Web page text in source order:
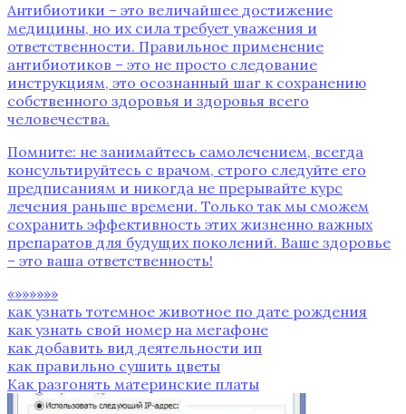
Антибиотики – это величайшее достижение
медицины‚ но их сила требует уважения и
ответственности. Правильное применение
антибиотиков – это не просто следование
инструкциям‚ это осознанный шаг к сохранению
собственного здоровья и здоровья всего
человечества.
Помните: не занимайтесь самолечением‚ всегда
консультируйтесь с врачом‚ строго следуйте его
предписаниям и никогда не прерывайте курс
лечения раньше времени. Только так мы сможем
сохранить эффективность этих жизненно важных
препаратов для будущих поколений. Ваше здоровье
– это ваша ответственность!
«»»»»»»
как узнать тотемное животное по дате рождения
как узнать свой номер на мегафоне
как добавить вид деятельности ип
как правильно сушить цветы
Как разгонять материнские платы